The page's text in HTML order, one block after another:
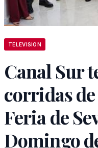
TELEVISION
Canal Sur
corridas
Feria de
Domingo